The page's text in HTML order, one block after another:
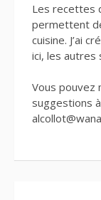
Les recettes
permettent
cuisine. J’ai
ici, les
Vous pouvez
suggestions